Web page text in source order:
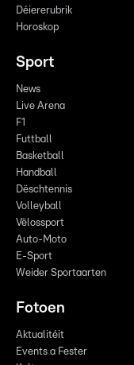
Déiererubrik
Horoskop
Sport
News
Live Arena
F1
Futtball
Basketball
Handball
Dëschtennis
Volleyball
Vëlossport
Auto-Moto
E-Sport
Weider Sportaarten
Fotoen
Aktualitéit
Events a Fester